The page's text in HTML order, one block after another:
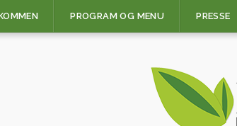
PROGRAM OG MENU PRESSE